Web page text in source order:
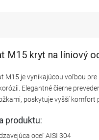
M15 kryt na líniový
M15 je vynikajúcou voľbou
Elegantné čierne
poskytuje vyšší komfort
produktu:
oceľ AISI 304